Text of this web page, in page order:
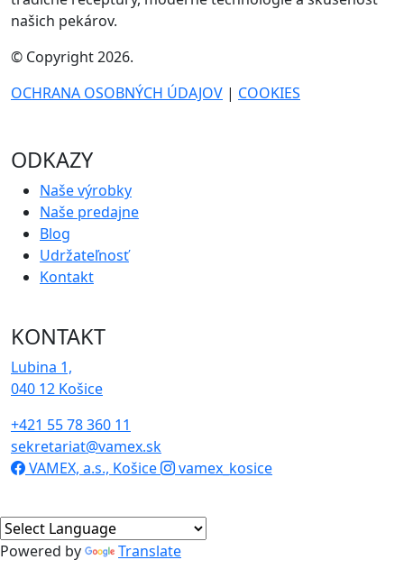
našich pekárov.
© Copyright 2026.
OCHRANA OSOBNÝCH ÚDAJOV | COOKIES
ODKAZY
Naše výrobky
Naše predajne
Blog
Udržateľnosť
Kontakt
KONTAKT
Lubina 1,
040 12 Košice
+421 55 78 360 11
sekretariat@vamex.sk
VAMEX, a.s., Košice
vamex_kosice
Powered by Translate